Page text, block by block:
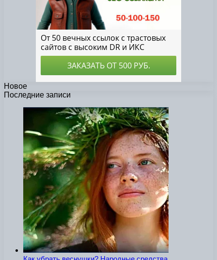
Новое
Последние записи